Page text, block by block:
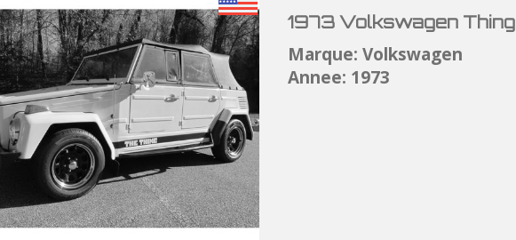
1973 Volkswagen Thing
Marque: Volkswagen
Annee: 1973